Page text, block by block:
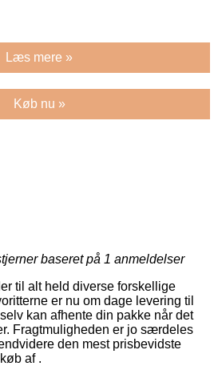
Læs mere »
Køb nu »
baseret på 1 anmeldelser
til alt held diverse forskellige
er nu om dage levering til
kan afhente din pakke når det
Fragtmuligheden er jo særdeles
den mest prisbevidste
af .